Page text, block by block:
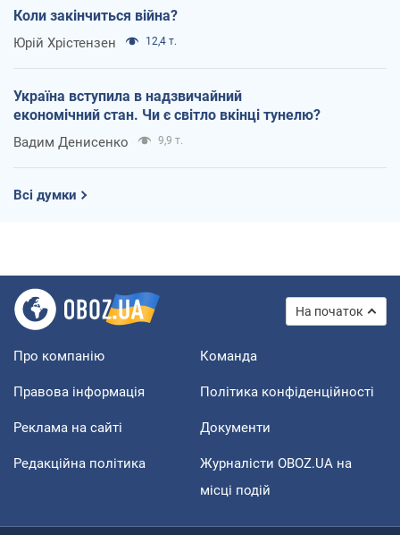
Коли закінчиться війна?
Юрій Хрістензен 12,4 т.
Україна вступила в надзвичайний
економічний стан. Чи є світло вкінці тунелю?
Вадим Денисенко 9,9 т.
Всі думки
На початок
Про компанію Команда
Правова інформація Політика конфіденційності
Реклама на сайті Документи
Редакційна політика
Журналісти OBOZ.UA на
місці подій